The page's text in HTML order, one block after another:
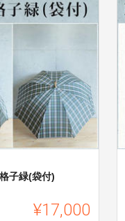
子緑(袋付)
¥17,000